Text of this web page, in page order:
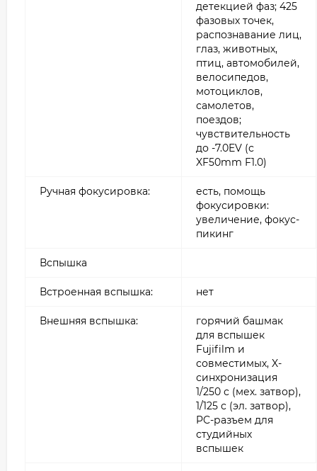
детекцией фаз; 425
фазовых точек,
распознавание лиц,
глаз, животных,
птиц, автомобилей,
велосипедов,
мотоциклов,
самолетов,
поездов;
чувствительность
до -7.0EV (с
XF50mm F1.0)
Ручная фокусировка:
есть, помощь
фокусировки:
увеличение, фокус-
пикинг
Вспышка
Встроенная вспышка: нет
Внешняя вспышка:
горячий башмак
для вспышек
Fujifilm и
совместимых, X-
синхронизация
1/250 с (мех. затвор),
1/125 с (эл. затвор),
PC-разъем для
студийных
вспышек